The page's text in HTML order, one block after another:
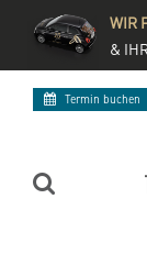
WIR
&
Termin buchen